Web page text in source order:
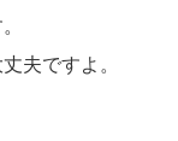
夫ですよ。